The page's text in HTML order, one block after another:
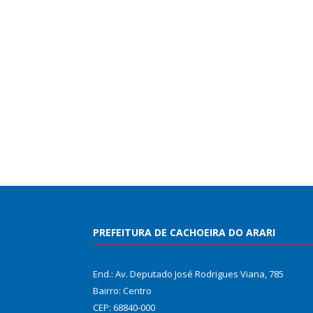
PREFEITURA DE CACHOEIRA DO ARARI
End.: Av. Deputado José Rodrigues Viana, 785
Bairro: Centro
CEP: 68840-000